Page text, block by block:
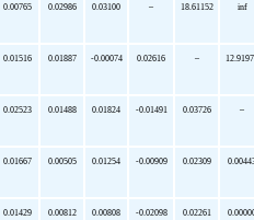
0.00765 0.02986 0.03100 – 18.61152 inf
0.01516 0.01887 -0.00074 0.02616 –
0.02523 0.01488 0.01824 -0.01491 0.03726 –
0.01667 0.00505 0.01254 -0.00909 0.02309
0.01429 0.00812 0.00808 -0.02098 0.02261